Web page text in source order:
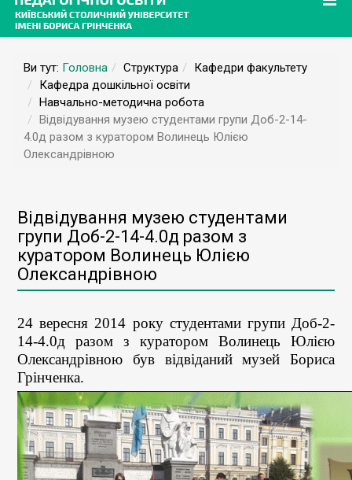
Ви тут: Головна Структура
Кафедри факультету
Кафедра дошкільної освіти
Навчально-методична робота
Відвідування музею студентами групи Доб-2-14-
4.0д разом з куратором Волинець Юлією
Олександрівною
Відвідування музею студентами
групи Доб-2-14-4.0д разом з
куратором Волинець Юлією
Олександрівною
24 вересня 2014 року студентами групи Доб-2-
14-4.0д разом з куратором Волинець Юлією
Олександрівною був відвіданий музей Бориса
Грінченка.